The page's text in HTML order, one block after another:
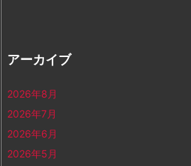
アーカイブ
2026年8月
2026年7月
2026年6月
2026年5月